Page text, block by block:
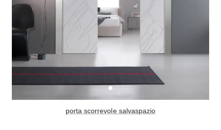
Camerette
Camerette Ragazzi
Camerette Bambini
Letti a Castello
Per Neonati
Lettini
Materassi
Finestre
Finestre Pvc
Finestre Alluminio
Finestre Legno
Persiane
porta scorrevole salvaspazio